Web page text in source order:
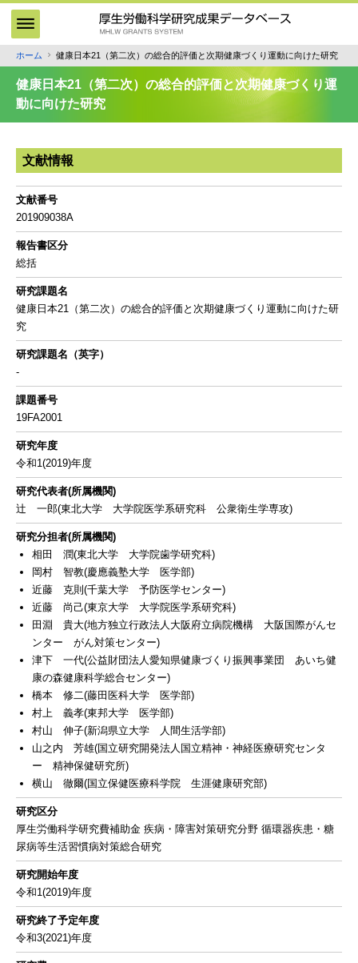
ン
パ
ン
く
ホーム 健康日本21（第二次）の総合的評価と次期健康づくり運動に向けた研究
健康日本21（第二次）の総合的評価と次期健康づくり運
動に向けた研究
文献情報
文献番号
201909038A
報告書区分
総括
研究課題名
健康日本21（第二次）の総合的評価と次期健康づくり運動に向けた研
究
研究課題名（英字）
-
課題番号
19FA2001
研究年度
令和1(2019)年度
研究代表者(所属機関)
辻 一郎(東北大学 大学院医学系研究科 公衆衛生学専攻)
研究分担者(所属機関)
相田 潤(東北大学 大学院歯学研究科)
岡村 智教(慶應義塾大学 医学部)
近藤 克則(千葉大学 予防医学センター)
近藤 尚己(東京大学 大学院医学系研究科)
田淵 貴大(地方独立行政法人大阪府立病院機構 大阪国際がんセ
ンター がん対策センター)
津下 一代(公益財団法人愛知県健康づくり振興事業団 あいち健
康の森健康科学総合センター)
橋本 修二(藤田医科大学 医学部)
村上 義孝(東邦大学 医学部)
村山 伸子(新潟県立大学 人間生活学部)
山之内 芳雄(国立研究開発法人国立精神・神経医療研究センタ
ー 精神保健研究所)
横山 徹爾(国立保健医療科学院 生涯健康研究部)
研究区分
厚生労働科学研究費補助金 疾病・障害対策研究分野 循環器疾患・糖
尿病等生活習慣病対策総合研究
研究開始年度
令和1(2019)年度
研究終了予定年度
令和3(2021)年度